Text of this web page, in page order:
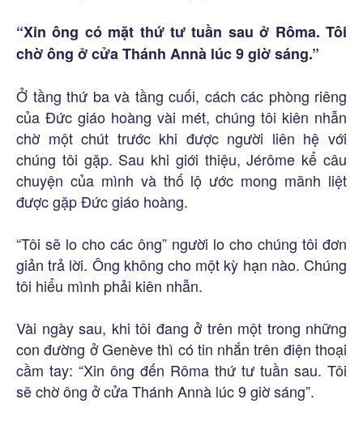
“Xin ông có mặt thứ tư tuần sau ở Rôma. Tôi
chờ ông ở cửa Thánh Annà lúc 9 giờ sáng.”
Ở tầng thứ ba và tầng cuối, cách các phòng riêng
của Đức giáo hoàng vài mét, chúng tôi kiên nhẫn
chờ một chút trước khi được người liên hệ với
chúng tôi gặp. Sau khi giới thiệu, Jérôme kể câu
chuyện của mình và thố lộ ước mong mãnh liệt
được gặp Đức giáo hoàng.
“Tôi sẽ lo cho các ông” người lo cho chúng tôi đơn
giản trả lời. Ông không cho một kỳ hạn nào. Chúng
tôi hiểu mình phải kiên nhẫn.
Vài ngày sau, khi tôi đang ở trên một trong những
con đường ở Genève thì có tin nhắn trên điện thoại
cầm tay: “Xin ông đến Rôma thứ tư tuần sau. Tôi
sẽ chờ ông ở cửa Thánh Annà lúc 9 giờ sáng”.